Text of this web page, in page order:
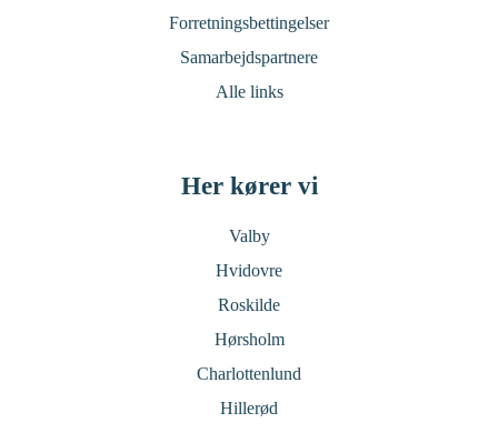
Forretningsbettingelser
Samarbejdspartnere
Alle links
Her kører vi
Valby
Hvidovre
Roskilde
Hørsholm
Charlottenlund
Hillerød